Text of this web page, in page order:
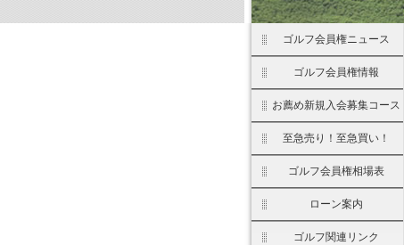
ゴルフ会員権ニュース
ゴルフ会員権情報
お薦め新規入会募集コース
至急売り！至急買い！
ゴルフ会員権相場表
ローン案内
ゴルフ関連リンク